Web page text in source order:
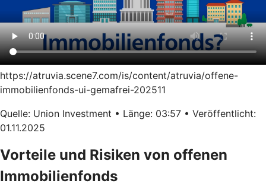
https://atruvia.scene7.com/is/content/atruvia/offene-
immobilienfonds-ui-gemafrei-202511
Quelle: Union Investment • Länge: 03:57 • Veröffentlicht:
01.11.2025
Vorteile und Risiken von offenen
Immobilienfonds